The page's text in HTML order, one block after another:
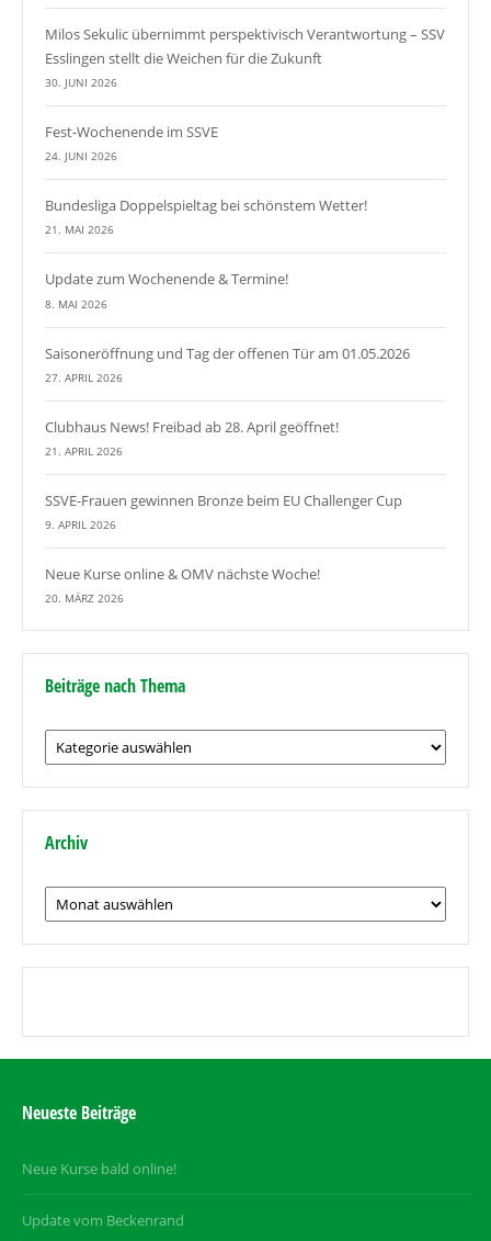
Milos Sekulic übernimmt perspektivisch Verantwortung – SSV
Esslingen stellt die Weichen für die Zukunft
30. JUNI 2026
Fest-Wochenende im SSVE
24. JUNI 2026
Bundesliga Doppelspieltag bei schönstem Wetter!
21. MAI 2026
Update zum Wochenende & Termine!
8. MAI 2026
Saisoneröffnung und Tag der offenen Tür am 01.05.2026
27. APRIL 2026
Clubhaus News! Freibad ab 28. April geöffnet!
21. APRIL 2026
SSVE-Frauen gewinnen Bronze beim EU Challenger Cup
9. APRIL 2026
Neue Kurse online & OMV nächste Woche!
20. MÄRZ 2026
Beiträge nach Thema
Beiträge
nach
Thema
Archiv
Archiv
Neueste Beiträge
Neue Kurse bald online!
Update vom Beckenrand